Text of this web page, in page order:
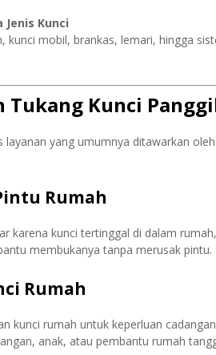
Jenis Kunci
kunci mobil, brankas, lemari, hingga
Tukang Kunci
layanan yang umumnya ditawarkan oleh
Rumah
karena kunci tertinggal di dalam
membukanya tanpa merusak pintu.
Rumah
kunci rumah untuk keperluan
anak, atau pembantu rumah